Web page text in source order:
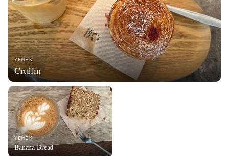
YEMEK
Cruffin
YEMEK
Banana Bread